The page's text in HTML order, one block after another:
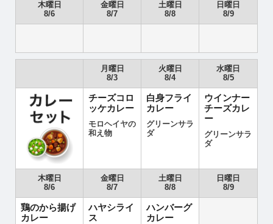
木曜日
8/6
金曜日
8/7
土曜日
8/8
日曜日
8/9
月曜日
8/3
火曜日
8/4
水曜日
8/5
チーズコロ
ッケカレー
モロヘイヤの
和え物
白身フライ
カレー
グリーンサラ
ダ
ウインナー
チーズカレ
ー
グリーンサラ
ダ
木曜日
8/6
金曜日
8/7
土曜日
8/8
日曜日
8/9
鶏のから揚げ
カレー
ハヤシライ
ス
ハンバーグ
カレー